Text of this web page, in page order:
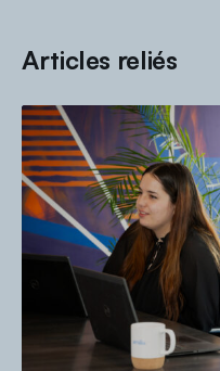
Articles reliés